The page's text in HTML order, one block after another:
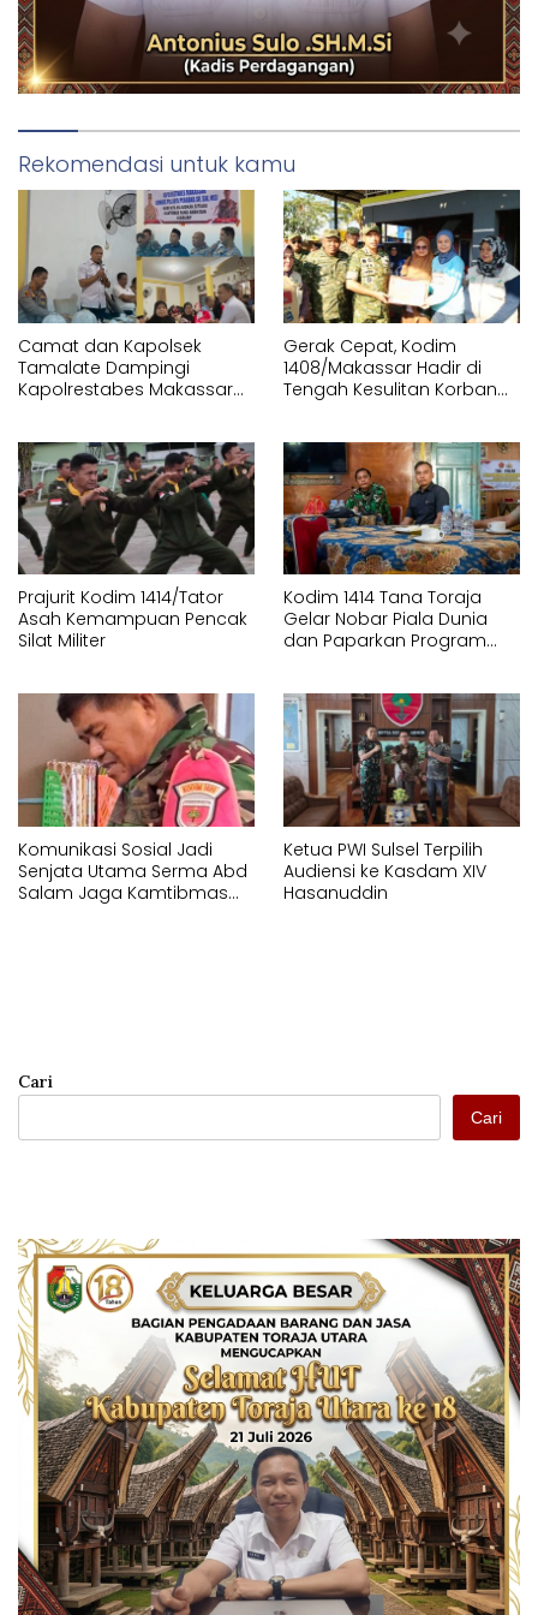
Rekomendasi untuk kamu
Camat dan Kapolsek
Tamalate Dampingi
Kapolrestabes Makassar
Gerak Cepat, Kodim
1408/Makassar Hadir di
Tengah Kesulitan Korban
Prajurit Kodim 1414/Tator
Asah Kemampuan Pencak
Silat Militer
Kodim 1414 Tana Toraja
Gelar Nobar Piala Dunia
dan Paparkan Program
Komunikasi Sosial Jadi
Senjata Utama Serma Abd
Salam Jaga Kamtibmas
Ketua PWI Sulsel Terpilih
Audiensi ke Kasdam XIV
Hasanuddin
Cari
Cari